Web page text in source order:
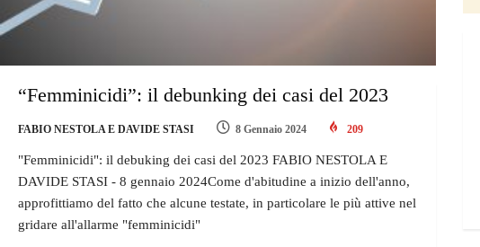
“Femminicidi”: il debunking dei casi del 2023
FABIO NESTOLA E DAVIDE STASI 8 Gennaio 2024 209
"Femminicidi": il debuking dei casi del 2023 FABIO NESTOLA E
DAVIDE STASI - 8 gennaio 2024Come d'abitudine a inizio dell'anno,
approfittiamo del fatto che alcune testate, in particolare le più attive nel
gridare all'allarme "femminicidi"